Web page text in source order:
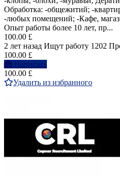
Обработка: -общежитий; -
-любых помещений; -Кафе,
Опыт работы более 10 лет, пр...
100.00 £
2 лет назад Ищут работу 1202
100.00 £
Написать
100.00 £
Удалить из избранного